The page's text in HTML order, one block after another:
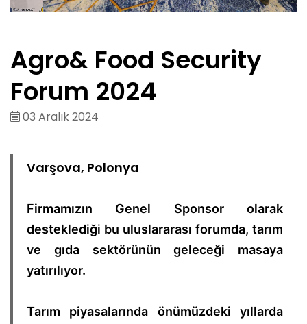
Agro& Food Security
Forum 2024
03 Aralık 2024
Varşova, Polonya
Firmamızın Genel Sponsor olarak
desteklediği bu uluslararası forumda, tarım
ve gıda sektörünün geleceği masaya
yatırılıyor.
Tarım piyasalarında önümüzdeki yıllarda